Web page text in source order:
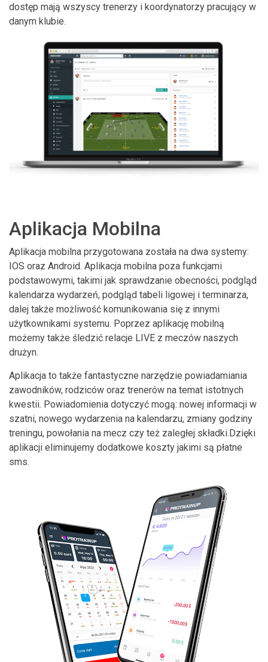
dostęp mają wszyscy trenerzy i koordynatorzy pracujący w
danym klubie.
Aplikacja Mobilna
Aplikacja mobilna przygotowana została na dwa systemy:
IOS oraz Android. Aplikacja mobilna poza funkcjami
podstawowymi, takimi jak sprawdzanie obecności, podgląd
kalendarza wydarzeń, podgląd tabeli ligowej i terminarza,
dalej także możliwość komunikowania się z innymi
użytkownikami systemu. Poprzez aplikację mobilną
możemy także śledzić relacje LIVE z meczów naszych
drużyn.
Aplikacja to także fantastyczne narzędzie powiadamiania
zawodników, rodziców oraz trenerów na temat istotnych
kwestii. Powiadomienia dotyczyć mogą: nowej informacji w
szatni, nowego wydarzenia na kalendarzu, zmiany godziny
treningu, powołania na mecz czy też zaległej składki.Dzięki
aplikacji eliminujemy dodatkowe koszty jakimi są płatne
sms.